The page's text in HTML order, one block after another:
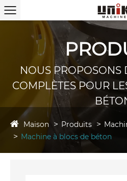
NOUS PROPOSONS
COMPLÈTES POUR
Maison Produits
Machine à blocs de béton